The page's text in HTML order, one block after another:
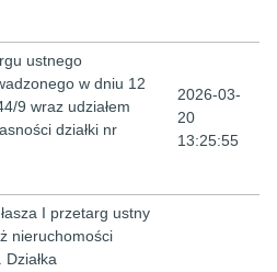
ustnego
w dniu 12
9 wraz udziałem
działki nr
2026-03-
20
13:25:55
I przetarg ustny
nieruchomości